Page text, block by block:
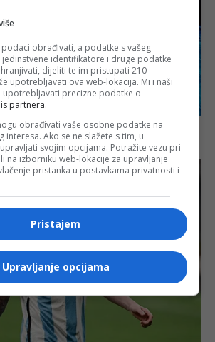
obrađivati, a podatke s vašeg
jedinstvene identifikatore i druge podatke
dijeliti te im pristupati 210
upotrebljavati ova web-lokacija. Mi i naši
precizne podatke o
partnera.
obrađivati vaše osobne podatke na
interesa. Ako se ne slažete s tim, u
svojim opcijama. Potražite vezu pri
na izborniku web-lokacije za upravljanje
pristanka u postavkama privatnosti i
Pristajem
Upravljanje opcijama